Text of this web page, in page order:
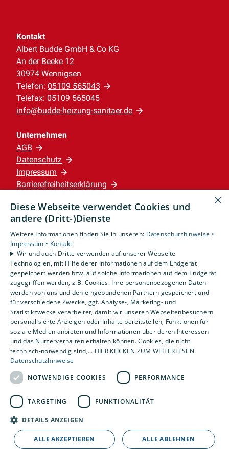
Kontakt
Albert Budde GmbH & Co KG
An der Beeke 12
30974 Wennigsen
Telefon: 05109 565043
Telefax: 05109 565045
info@budde-heizung-sanitaer.de
Unternehmen
AGB
Datenschutz
Impressum
Barrierefreiheitserklärung
Leistungen
Privatkunden
Karriere
Unternehmen
Standorte
Wennigsen
×
Diese Webseite verwendet Cookies und
andere (Dritt-)Dienste
Weitere Informationen finden Sie in unseren: Datenschutzhinweise •
Impressum • Kontakt
Wir und auch Dritte verwenden auf unserer Webseite
Technologien, mit Hilfe derer Informationen auf dem Endgerät
gespeichert werden bzw. auf solche Informationen auf dem Endgerät
zugegriffen werden, z.B. Cookies. Ihre personenbezogenen Daten
werden von uns und den eingebundenen Partnern gespeichert und
für verschiedene Zwecke, ggf. Analyse-, Marketing- und
Statistikzwecke verarbeitet, damit wir unseren Webseitenbesuchern
personalisierte Anzeigen oder Inhalte bereitstellen, Funktionen für
soziale Medien anbieten und Informationen über deren Interessen
und das Nutzerverhalten erhalten können. Cookies, die nicht
technisch-notwendig sind,... HIER KLICKEN ZUM WEITERLESEN
Datenschutzhinweise
NOTWENDIGE COOKIES
PERFORMANCE
TARGETING FUNKTIONALITÄT
DETAILS ANZEIGEN
ALLE AKZEPTIEREN ALLE ABLEHNEN